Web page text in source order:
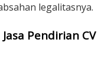
legalitasnya.
Pendirian CV